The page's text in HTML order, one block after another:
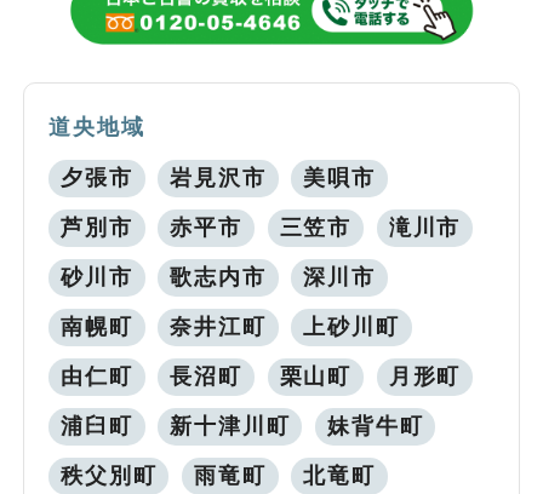
道央地域
夕張市 岩見沢市 美唄市
芦別市 赤平市 三笠市 滝川市
砂川市 歌志内市 深川市
南幌町 奈井江町 上砂川町
由仁町 長沼町 栗山町 月形町
浦臼町 新十津川町 妹背牛町
秩父別町 雨竜町 北竜町